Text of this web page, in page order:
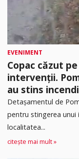
EVENIMENT
Copac căzut
intervenții.
au stins
Detașamentul de
pentru stingerea unui
localitatea...
citește mai mult »